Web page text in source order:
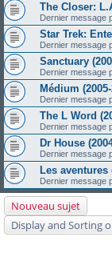
The Closer:
Dernier message
Star Trek:
Dernier message
Sanctuary
Dernier message
Médium
Dernier message
The L Word
Dernier message
Dr House
Dernier message
Les aventures
Dernier message
Nouveau sujet
Display and Sorting